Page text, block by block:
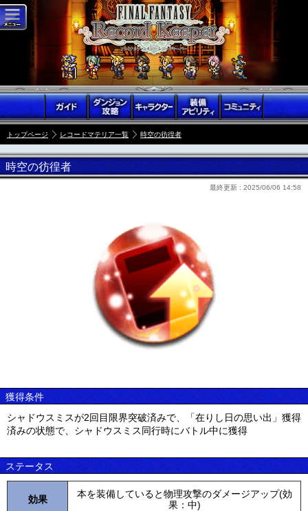
トップページ レコードマテリア一覧 時空の彷徨者
時空の彷徨者
最終更新 : 2025/06/06 14:58
獲得条件
シャドウスミスが2回目限界突破済みで、「在りし日の思い出」獲得
済みの状態で、シャドウスミス同行時にバトル中に獲得
ステータス
効果
本を装備していると物理攻撃のダメージアップ(効
果：中)